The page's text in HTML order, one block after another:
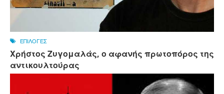
ΕΠΙΛΟΓΕΣ
Χρήστος Ζυγομαλάς, ο αφανής πρωτοπόρος της
αντικουλτούρας